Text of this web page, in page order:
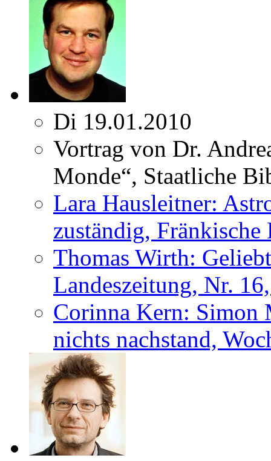
Di 19.01.2010
Vortrag von Dr.
Monde“, Staatliche
Lara Hausleitner:
zuständig,
Thomas Wirth:
Landeszeitung, Nr.
Corinna Kern: Simon
nichts nachstand,